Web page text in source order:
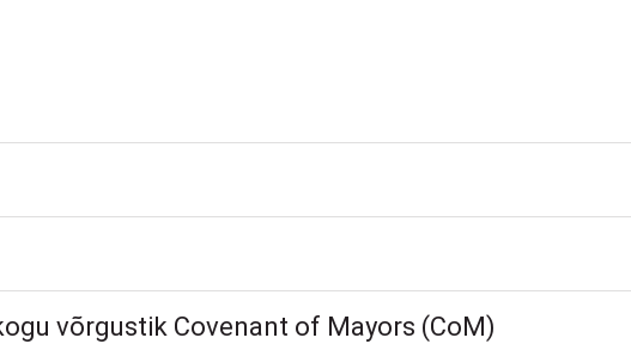
võrgustik Covenant of Mayors (CoM)